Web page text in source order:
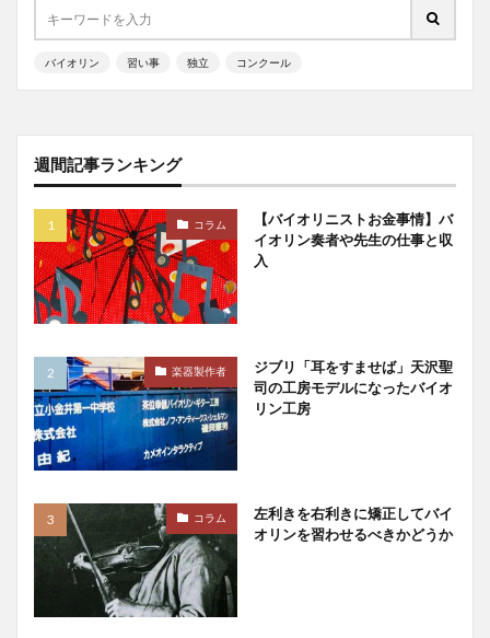
バイオリン 習い事 独立 コンクール
週間記事ランキング
コラム
【バイオリニストお金事情】バ
イオリン奏者や先生の仕事と収
入
楽器製作者
ジブリ「耳をすませば」天沢聖
司の工房モデルになったバイオ
リン工房
コラム
左利きを右利きに矯正してバイ
オリンを習わせるべきかどうか